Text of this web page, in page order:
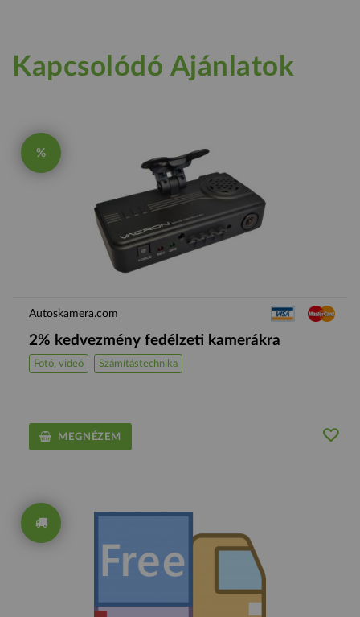
Kapcsolódó Ajánlatok
%
Autoskamera.com
2% kedvezmény fedélzeti kamerákra
Fotó, videó Számítástechnika
MEGNÉZEM